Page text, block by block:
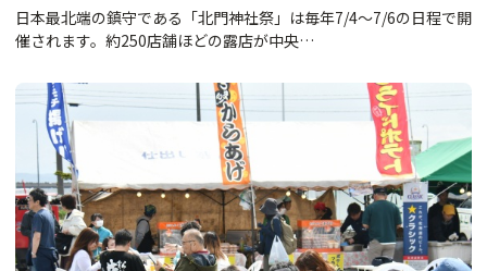
日本最北端の鎮守である「北門神社祭」は毎年7/4～7/6の日程で開
催されます。約250店舗ほどの露店が中央…